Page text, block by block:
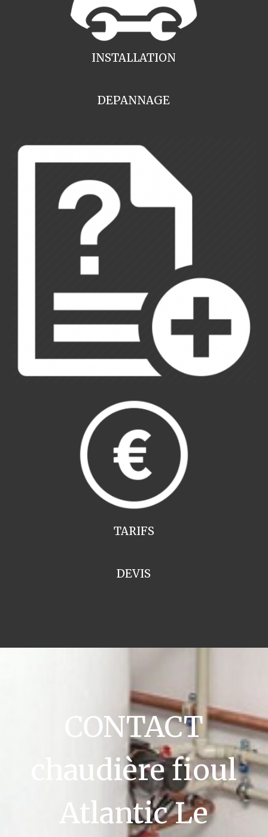
INSTALLATION
DEPANNAGE
TARIFS
DEVIS
CONTACT
chaudière fioul
Atlantic Le